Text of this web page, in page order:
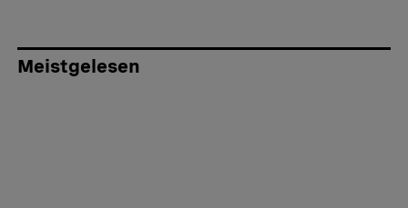
Meistgelesen